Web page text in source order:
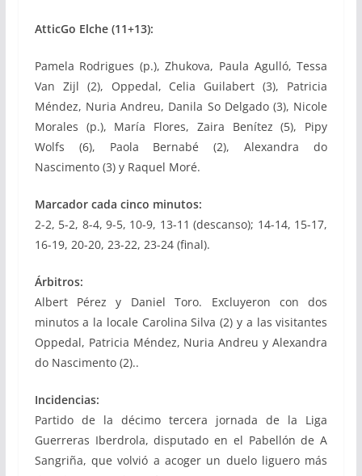
AtticGo Elche (11+13):
Pamela Rodrigues (p.), Zhukova, Paula Agulló, Tessa
Van Zijl (2), Oppedal, Celia Guilabert (3), Patricia
Méndez, Nuria Andreu, Danila So Delgado (3), Nicole
Morales (p.), María Flores, Zaira Benítez (5), Pipy
Wolfs (6), Paola Bernabé (2), Alexandra do
Nascimento (3) y Raquel Moré.
Marcador cada cinco minutos:
2-2, 5-2, 8-4, 9-5, 10-9, 13-11 (descanso); 14-14, 15-17,
16-19, 20-20, 23-22, 23-24 (final).
Árbitros:
Albert Pérez y Daniel Toro. Excluyeron con dos
minutos a la locale Carolina Silva (2) y a las visitantes
Oppedal, Patricia Méndez, Nuria Andreu y Alexandra
do Nascimento (2)..
Incidencias:
Partido de la décimo tercera jornada de la Liga
Guerreras Iberdrola, disputado en el Pabellón de A
Sangriña, que volvió a acoger un duelo liguero más